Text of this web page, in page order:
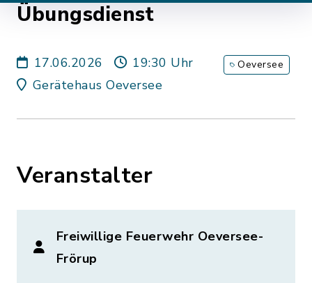
Übungsdienst
17.06.2026
19:30 Uhr
Gerätehaus Oeversee
Oeversee
Veranstalter
Freiwillige Feuerwehr Oeversee-
Frörup